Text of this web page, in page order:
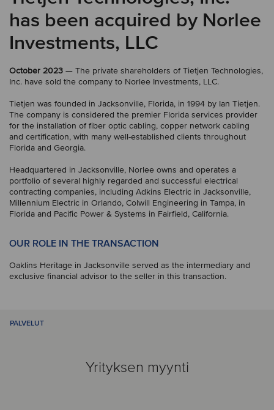
has been acquired by Norlee
Investments, LLC
October 2023 — The private shareholders of Tietjen Technologies,
Inc. have sold the company to Norlee Investments, LLC.
Tietjen was founded in Jacksonville, Florida, in 1994 by Ian Tietjen.
The company is considered the premier Florida services provider
for the installation of fiber optic cabling, copper network cabling
and certification, with many well-established clients throughout
Florida and Georgia.
Headquartered in Jacksonville, Norlee owns and operates a
portfolio of several highly regarded and successful electrical
contracting companies, including Adkins Electric in Jacksonville,
Millennium Electric in Orlando, Colwill Engineering in Tampa, in
Florida and Pacific Power & Systems in Fairfield, California.
OUR ROLE IN THE TRANSACTION
Oaklins Heritage in Jacksonville served as the intermediary and
exclusive financial advisor to the seller in this transaction.
PALVELUT
Yrityksen myynti